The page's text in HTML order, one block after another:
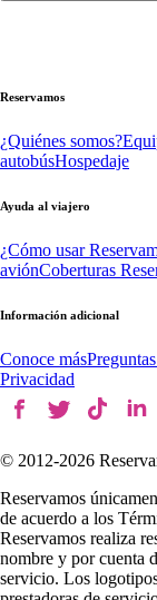
Reservamos
¿Quiénes somos?
autobúsHospedaje
Ayuda al viajero
¿Cómo usar
aviónCoberturas
Información adicional
Conoce más
Privacidad
© 2012-2026
Reservamos
de acuerdo a los
Reservamos realiza
nombre y por cuenta
servicio. Los